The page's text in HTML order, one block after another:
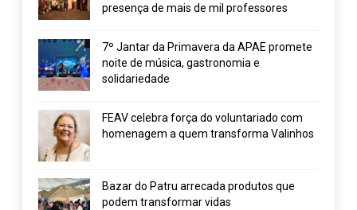
presença de mais de mil professores
7º Jantar da Primavera da APAE promete
noite de música, gastronomia e
solidariedade
FEAV celebra força do voluntariado com
homenagem a quem transforma Valinhos
Bazar do Patru arrecada produtos que
podem transformar vidas